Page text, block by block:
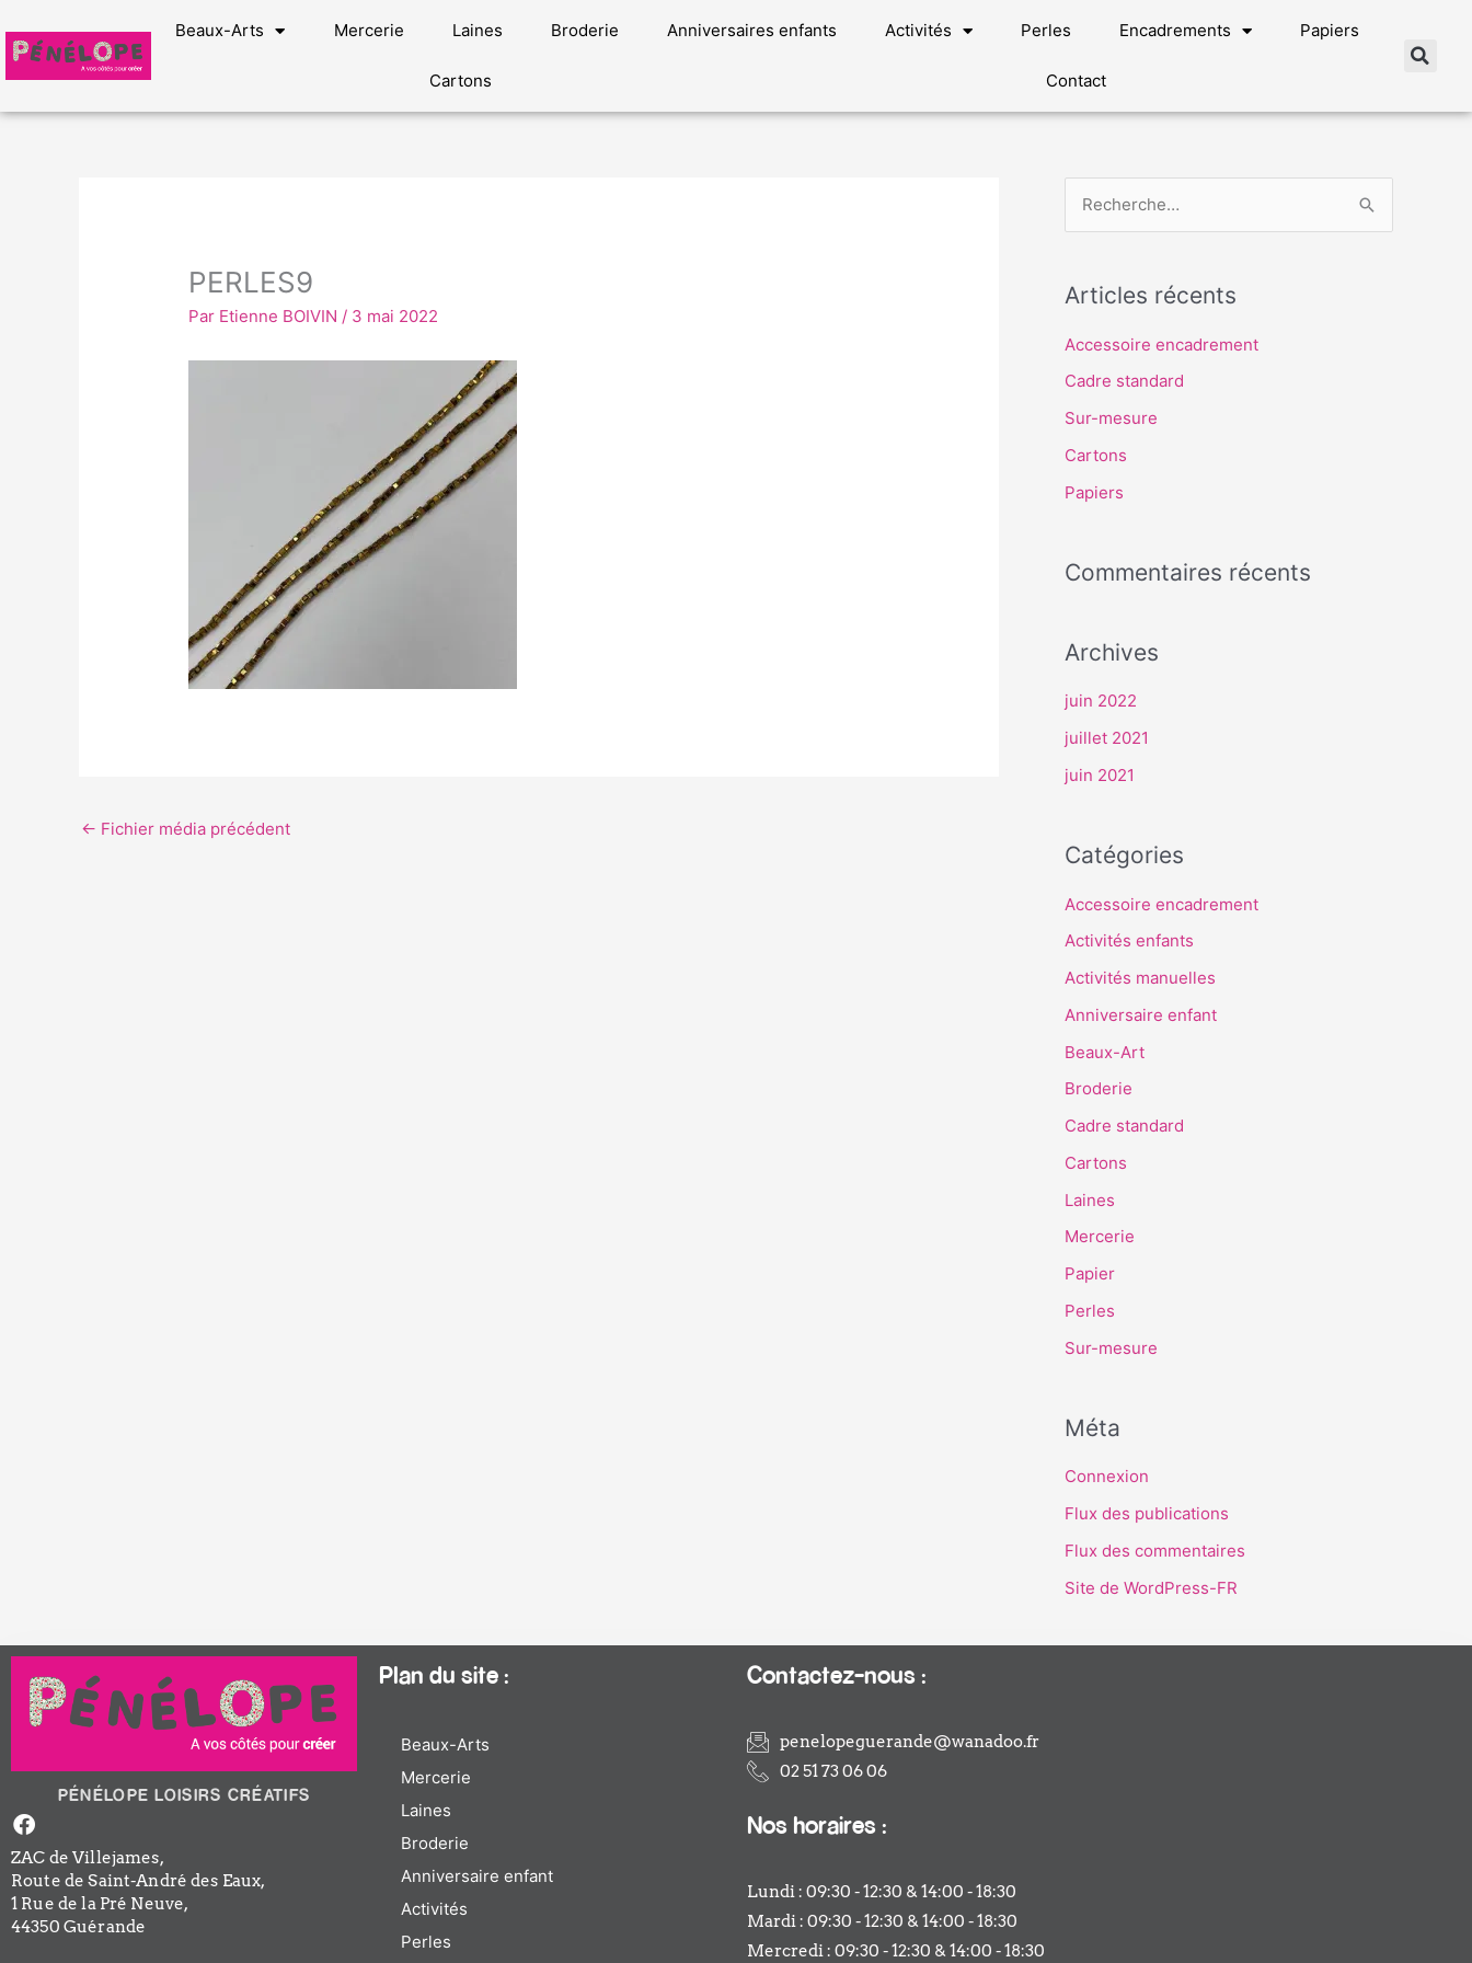
au
contenu
Beaux-Arts Mercerie Laines Broderie Anniversaires enfants Activités Perles Encadrements Papiers
Cartons Contact
PERLES9
Par Etienne BOIVIN / 3 mai 2022
← Fichier média précédent
h
e
r
r
:
Articles récents
Accessoire encadrement
Cadre standard
Sur-mesure
Cartons
Papiers
Commentaires récents
Archives
juin 2022
juillet 2021
juin 2021
Catégories
Accessoire encadrement
Activités enfants
Activités manuelles
Anniversaire enfant
Beaux-Art
Broderie
Cadre standard
Cartons
Laines
Mercerie
Papier
Perles
Sur-mesure
Méta
Connexion
Flux des publications
Flux des commentaires
Site de WordPress-FR
PÉNÉLOPE LOISIRS CRÉATIFS
Facebook-
f
ZAC de Villejames,
Route de Saint-André des Eaux,
1 Rue de la Pré Neuve,
44350 Guérande
Plan du site :
Beaux-Arts
Mercerie
Laines
Broderie
Anniversaire enfant
Activités
Perles
Contactez-nous :
penelopeguerande@wanadoo.fr
02 51 73 06 06
Nos horaires :
Lundi : 09:30 - 12:30 & 14:00 - 18:30
Mardi : 09:30 - 12:30 & 14:00 - 18:30
Mercredi : 09:30 - 12:30 & 14:00 - 18:30